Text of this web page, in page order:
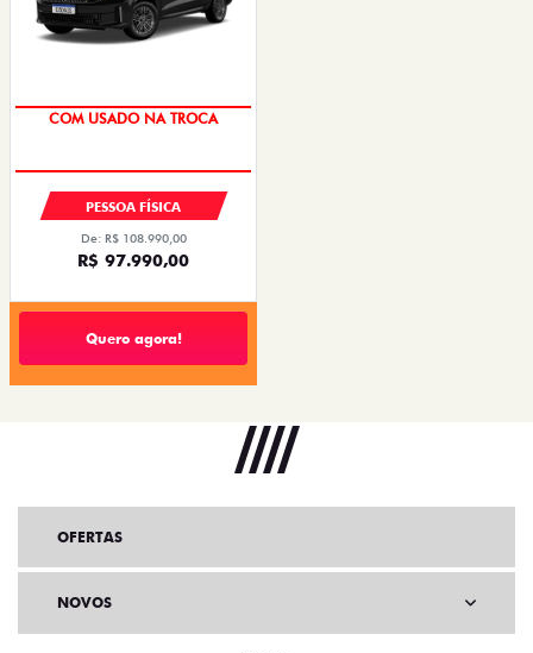
SUPER DESCONTO
PESSOA FÍSICA
De: R$ 108.990,00
R$ 97.990,00
Quero agora!
OFERTAS
NOVOS